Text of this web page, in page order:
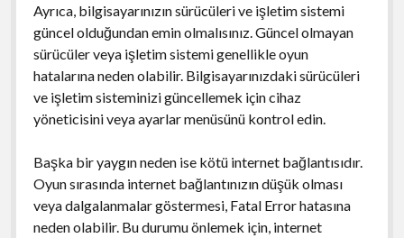
Ayrıca, bilgisayarınızın sürücüleri ve işletim sistemi
güncel olduğundan emin olmalısınız. Güncel olmayan
sürücüler veya işletim sistemi genellikle oyun
hatalarına neden olabilir. Bilgisayarınızdaki sürücüleri
ve işletim sisteminizi güncellemek için cihaz
yöneticisini veya ayarlar menüsünü kontrol edin.
Başka bir yaygın neden ise kötü internet bağlantısıdır.
Oyun sırasında internet bağlantınızın düşük olması
veya dalgalanmalar göstermesi, Fatal Error hatasına
neden olabilir. Bu durumu önlemek için, internet